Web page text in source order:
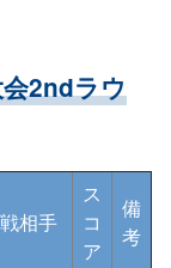
2ndラウ
相手
ス
コ
ア
備
考